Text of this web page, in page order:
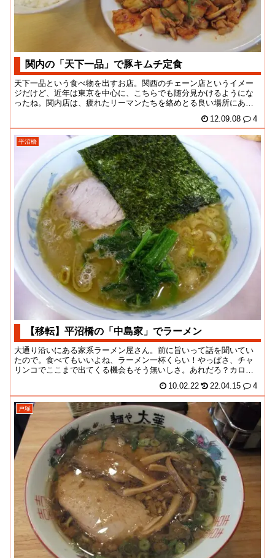
関内の「天下一品」で豚キムチ定食
天下一品という食べ物を出すお店。関西のチェーン店というイメー
ジだけど、近年は東京を中心に、こちらでも随分見かけるようにな
ったね。関内店は、疲れたリーマンたちを絡めとる良い場所にあ
12.09.08 4
平沼橋
【移転】平沼橋の「中島家」でラーメン
大通り沿いにある家系ラーメン屋さん。前に旨いって話を聞いてい
たので。食べてもいいよね、ラーメン一杯くらい！やっぱさ、チャ
リンコでここまで出てくる機会もそう無いしさ。あれだろ？カロリ
10.02.22 22.04.15 4
戸塚